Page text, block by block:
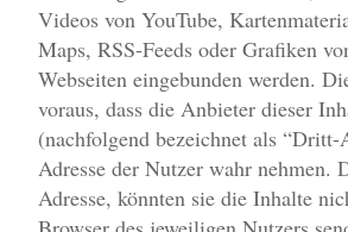
Videos von YouTube,
Maps, RSS-Feeds oder Grafiken
Webseiten eingebunden werden.
voraus, dass die Anbieter dieser
(nachfolgend bezeichnet als
Adresse der Nutzer wahr nehmen.
Adresse, könnten sie die Inhalte